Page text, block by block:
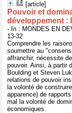
[article]
Pouvoir et
développement :
- In : MONDES EN
13-32
Comprendre les
soumettre au
affranchir, nécessite
pouvoir. Ainsi, à partir
Boulding et Steven
relations de pouvoir
la volonté de
apparence) de
mal la volonté de
économiques.